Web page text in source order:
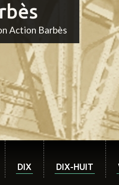
Action Barbès
DIX DIX-HUIT